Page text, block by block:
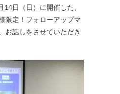
日（日）に開催した、
限定！フォローアップマ
お話しをさせていただき